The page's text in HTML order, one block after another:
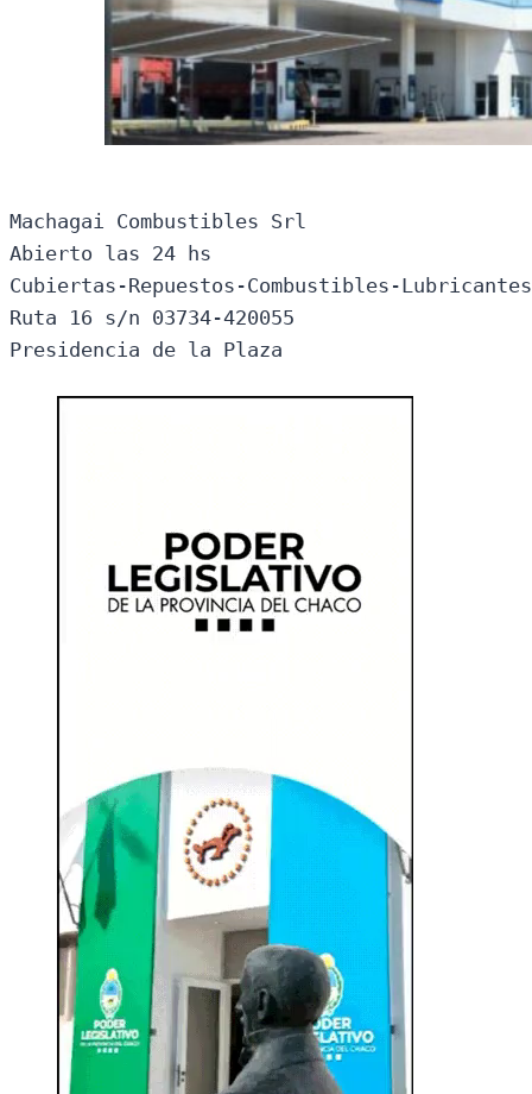
Machagai Combustibles Srl
Abierto las 24 hs
Cubiertas-Repuestos-Combustibles-
Ruta 16 s/n 03734-420055
Presidencia de la Plaza